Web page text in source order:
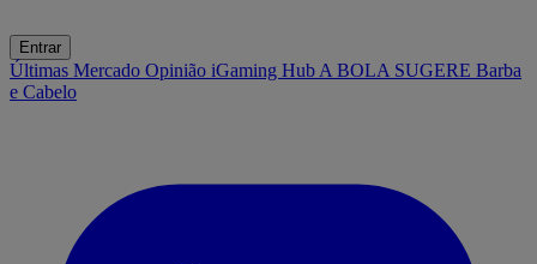
Entrar
Últimas Mercado Opinião iGaming Hub A BOLA SUGERE Barba
e Cabelo